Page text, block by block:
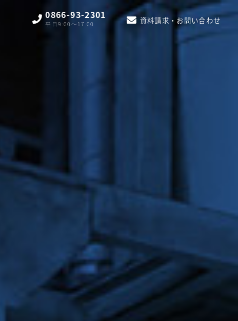
0866-93-2301
平日9:00〜17:00 資料請求・お問い合わせ